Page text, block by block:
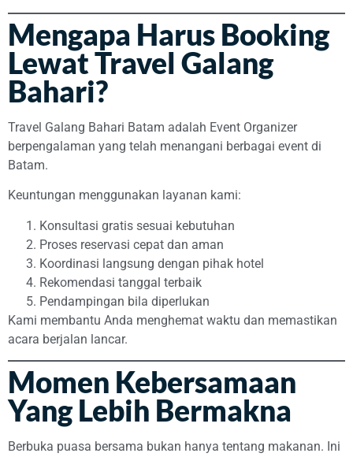
Mengapa Harus Booking
Lewat Travel Galang
Bahari?
Travel Galang Bahari Batam adalah Event Organizer
berpengalaman yang telah menangani berbagai event di
Batam.
Keuntungan menggunakan layanan kami:
Konsultasi gratis sesuai kebutuhan
Proses reservasi cepat dan aman
Koordinasi langsung dengan pihak hotel
Rekomendasi tanggal terbaik
Pendampingan bila diperlukan
Kami membantu Anda menghemat waktu dan memastikan
acara berjalan lancar.
Momen Kebersamaan
Yang Lebih Bermakna
Berbuka puasa bersama bukan hanya tentang makanan. Ini